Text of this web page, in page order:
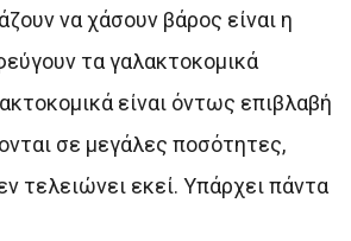
να χάσουν βάρος είναι η
τα γαλακτοκομικά
είναι όντως επιβλαβή
σε μεγάλες ποσότητες,
τελειώνει εκεί. Υπάρχει πάντα